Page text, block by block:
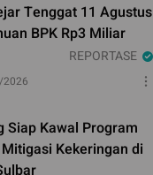
Tenggat 11 Agustus
BPK Rp3 Miliar
REPORTASE
Siap Kawal Program
Kekeringan di